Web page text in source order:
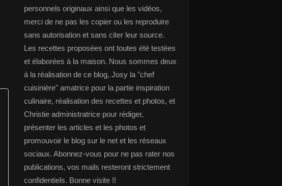
personnels originaux ainsi que les vidéos,
merci de ne pas les copier ou les reproduire
sans autorisation et sans citer leur source.
Les recettes proposées ont toutes été testées
et élaborées à la maison. Nous sommes deux
à la réalisation de ce blog, Josy la "chef
cuisinière" amatrice pour la partie inspiration
culinaire, réalisation des recettes et photos, et
Christie administratrice pour rédiger,
présenter les articles et les photos et
promouvoir le blog sur le net et les réseaux
sociaux. Abonnez-vous pour ne pas rater nos
publications, vos mails resteront strictement
confidentiels. Bonne visite !!